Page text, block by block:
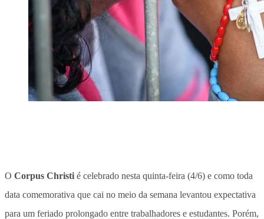
O Corpus Christi é celebrado nesta quinta-feira (4/6) e como toda
data comemorativa que cai no meio da semana levantou expectativa
para um feriado prolongado entre trabalhadores e estudantes. Porém,